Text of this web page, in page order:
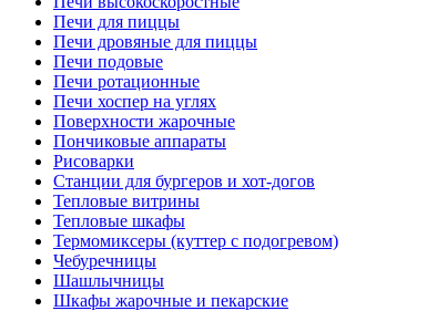
Печи для пиццы
Печи дровяные для пиццы
Печи подовые
Печи ротационные
Печи хоспер на углях
Поверхности жарочные
Пончиковые аппараты
Рисоварки
Станции для бургеров и хот-догов
Тепловые витрины
Тепловые шкафы
Термомиксеры (куттер с подогревом)
Чебуречницы
Шашлычницы
Шкафы жарочные и пекарские